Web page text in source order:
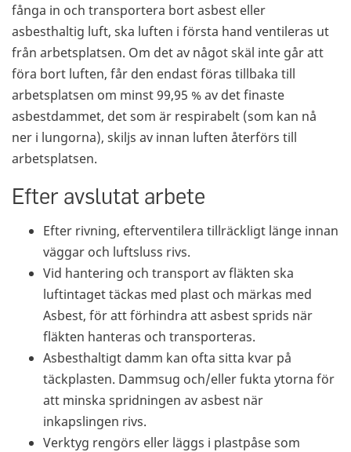
fånga in och transportera bort asbest eller
asbesthaltig luft, ska luften i första hand ventileras ut
från arbetsplatsen. Om det av något skäl inte går att
föra bort luften, får den endast föras tillbaka till
arbetsplatsen om minst 99,95 % av det finaste
asbestdammet, det som är respirabelt (som kan nå
ner i lungorna), skiljs av innan luften återförs till
arbetsplatsen.
Efter avslutat arbete
Efter rivning, efterventilera tillräckligt länge innan
väggar och luftsluss rivs.
Vid hantering och transport av fläkten ska
luftintaget täckas med plast och märkas med
Asbest, för att förhindra att asbest sprids när
fläkten hanteras och transporteras.
Asbesthaltigt damm kan ofta sitta kvar på
täckplasten. Dammsug och/eller fukta ytorna för
att minska spridningen av asbest när
inkapslingen rivs.
Verktyg rengörs eller läggs i plastpåse som